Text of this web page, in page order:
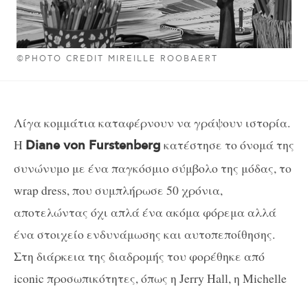
©PHOTO CREDIT MIREILLE ROOBAERT
Λίγα κομμάτια καταφέρνουν να γράψουν ιστορία.
H Diane von Furstenberg κατέστησε το όνομά της
συνώνυμο με ένα παγκόσμιο σύμβολο της μόδας, το
wrap dress, που συμπλήρωσε 50 χρόνια,
αποτελώντας όχι απλά ένα ακόμα φόρεμα αλλά
ένα στοιχείο ενδυνάμωσης και αυτοπεποίθησης.
Στη διάρκεια της διαδρομής του φορέθηκε από
iconic προσωπικότητες, όπως η Jerry Hall, η Michelle